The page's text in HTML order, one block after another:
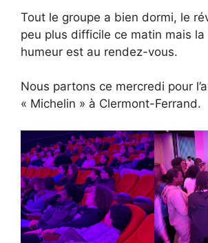
Tout le groupe a bien dormi, le
peu plus difficile ce matin mais la
humeur est au rendez-vous.
Nous partons ce mercredi pour
« Michelin » à Clermont-Ferrand.